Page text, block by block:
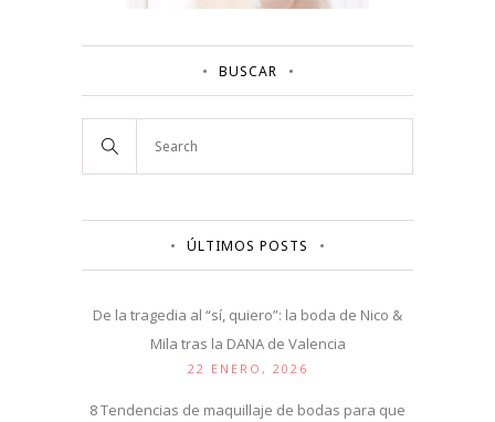
BUSCAR
ÚLTIMOS POSTS
De la tragedia al “sí, quiero”: la boda de Nico &
Mila tras la DANA de Valencia
22 ENERO, 2026
8 Tendencias de maquillaje de bodas para que